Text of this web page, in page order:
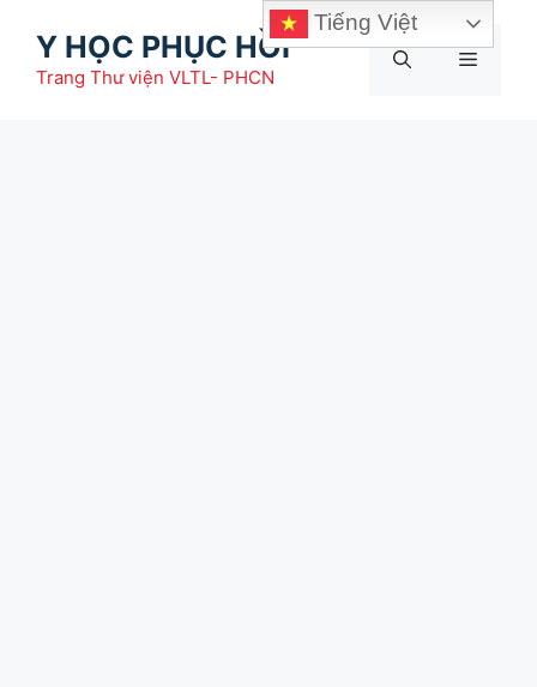
Y HỌC PHỤC HỒI
Trang Thư viện VLTL- PHCN
Menu
Tiếng Việt